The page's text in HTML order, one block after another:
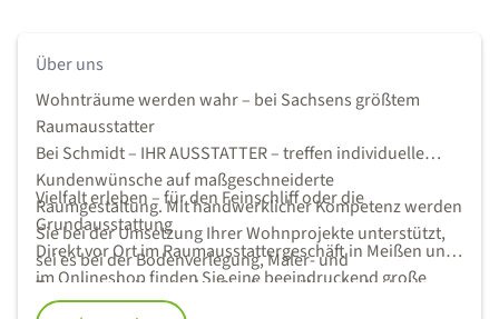
Über uns
Wohnträume werden wahr – bei Sachsens größtem
Raumausstatter
Bei Schmidt – IHR AUSSTATTER – treffen individuelle
Kundenwünsche auf maßgeschneiderte
Raumgestaltung. Mit handwerklicher Kompetenz werden
Sie bei der Umsetzung Ihrer Wohnprojekte unterstützt,
sei es bei der Bodenverlegung, Maler- und
Tapezierarbeiten, in der Gardinennäherei oder bei
anstehenden Polsterarbeiten und beim Ketteln. Bei
Vielfalt erleben – für den Feinschliff oder die
Grundausstattung
Direkt vor Ort im Raumausstattergeschäft in Meißen und
im Onlineshop finden Sie eine beeindruckend große
Produktauswahl zur Gestaltung Ihrer Inneneinrichtung.